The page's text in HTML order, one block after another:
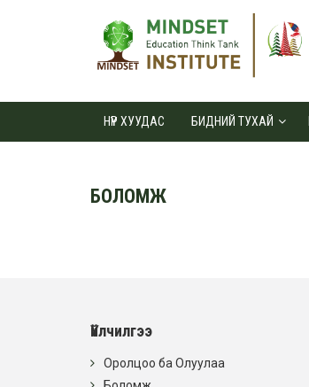
НҮҮР ХУУДАС БИДНИЙ ТУХАЙ
БОЛОМЖ
Үйлчилгээ
Оролцоо ба Олуулаа